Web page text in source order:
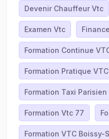
Devenir Chauffeur Vtc
Examen Vtc
Formation Continue
Formation Pratique VTC
Formation Taxi Parisien
Formation Vtc 77
Formation VTC Boissy-